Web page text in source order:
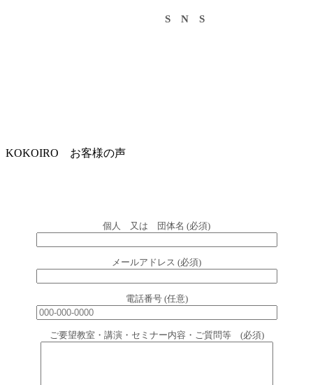
S N S
KOKOIRO お客様の声
個人 又は 団体名 (必須)
メールアドレス (必須)
電話番号 (任意)
ご要望教室・講演・セミナー内容・ご質問等 (必須)